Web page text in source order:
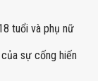
tuổi và phụ nữ
sự cống hiến